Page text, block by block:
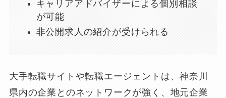
キャリアアドバイザーによる個別相談
が可能
非公開求人の紹介が受けられる
大手転職サイトや転職エージェントは、神奈川
県内の企業とのネットワークが強く、地元企業